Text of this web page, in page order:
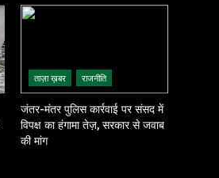
ताज़ा ख़बर राजनीति
जंतर-मंतर पुलिस कार्रवाई पर संसद में
विपक्ष का हंगामा तेज़, सरकार से जवाब
की मांग